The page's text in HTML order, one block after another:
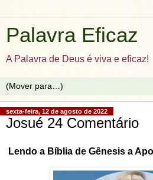
Palavra Eficaz
A Palavra de Deus é viva e eficaz!
sexta-feira, 12 de agosto de 2022
Josué 24 Comentário
Lendo a Bíblia de Gênesis a